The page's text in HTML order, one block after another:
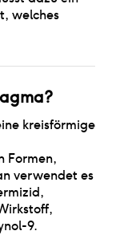
welches
?
kreisförmige
Formen,
verwendet es
,
,
9.